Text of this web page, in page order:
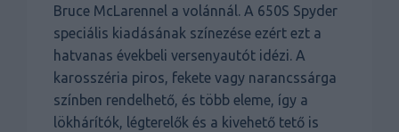
Bruce McLarennel a volánnál. A 650S Spyder
speciális kiadásának színezése ezért ezt a
hatvanas évekbeli versenyautót idézi. A
karosszéria piros, fekete vagy narancssárga
színben rendelhető, és több eleme, így a
lökhárítók, légterelők és a kivehető tető is